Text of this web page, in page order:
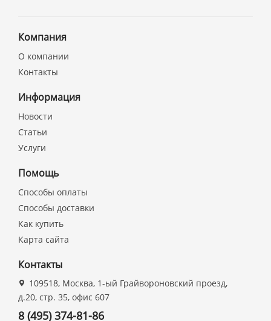
Компания
О компании
Контакты
Информация
Новости
Статьи
Услуги
Помощь
Способы оплаты
Способы доставки
Как купить
Карта сайта
Контакты
109518, Москва, 1-ый Грайвороновский проезд,
д.20, стр. 35, офис 607
8 (495) 374-81-86